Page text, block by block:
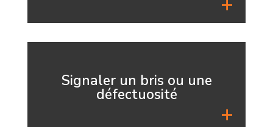
Signaler un bris ou une
défectuosité